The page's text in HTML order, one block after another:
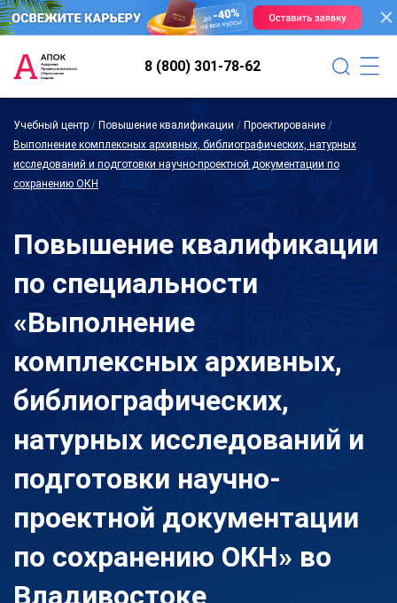
8 (800) 301-78-62
Учебный центр / Повышение квалификации / Проектирование /
Выполнение комплексных архивных, библиографических, натурных
исследований и подготовки научно-проектной документации по
сохранению ОКН
Повышение квалификации
по специальности
«Выполнение
комплексных архивных,
библиографических,
натурных исследований и
подготовки научно-
проектной документации
по сохранению ОКН» во
Владивостоке